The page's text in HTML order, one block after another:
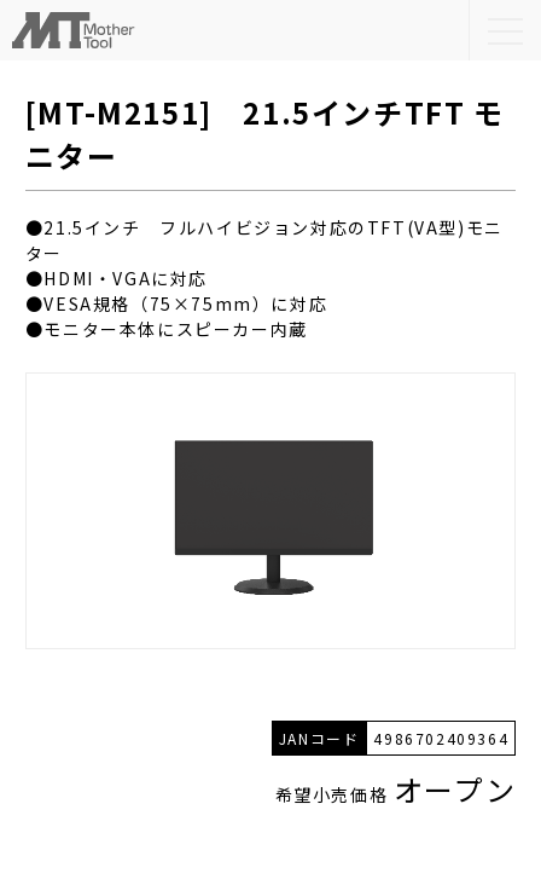
[MT-M2151] 21.5インチTFT モ
ニター
●21.5インチ フルハイビジョン対応のTFT(VA型)モニ
ター
●HDMI・VGAに対応
●VESA規格（75×75mm）に対応
●モニター本体にスピーカー内蔵
JANコード 4986702409364
希望小売価格 オープン